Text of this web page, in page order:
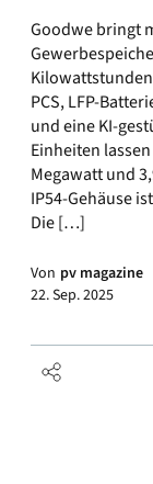
Goodwe bringt
PCS, LFP-
und eine KI-
Einheiten
Megawatt und
IP54-Gehäuse
Die […]
Von pv magazine
22. Sep. 2025